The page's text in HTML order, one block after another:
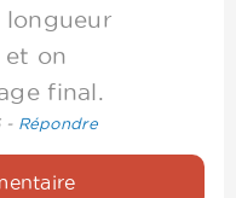
longueur
et on
final.
- Répondre